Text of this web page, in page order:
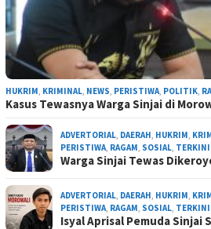
HUKRIM KRIMINAL NEWS PERISTIWA POLITIK
Kasus Tewasnya Warga Sinjai di
ADVERTORIAL DAERAH HUKRIM
PERISTIWA RAGAM SOSIAL TERKINI
Warga Sinjai Tewas
ADVERTORIAL DAERAH HUKRIM
PERISTIWA RAGAM SOSIAL TERKINI
Isyal Aprisal Pemuda